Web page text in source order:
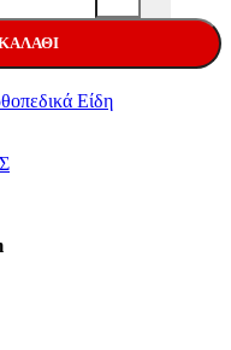
Είδη